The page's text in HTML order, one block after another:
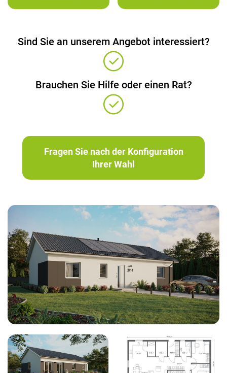
Sind Sie an unserem Angebot interessiert?
Brauchen Sie Hilfe oder einen Rat?
Fragen Sie nach der Konfiguration
Ihrer Wahl